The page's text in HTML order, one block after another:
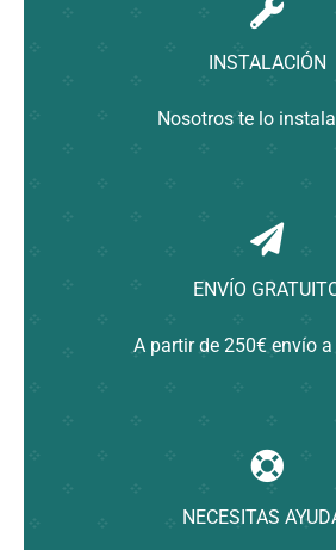
INSTALACIÓN
Nosotros te lo
ENVÍO
A partir de 250€ envío
NECESITAS